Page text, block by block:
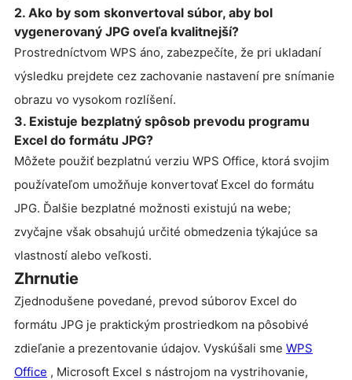
2. Ako by som skonvertoval súbor, aby bol
vygenerovaný JPG oveľa kvalitnejší?
Prostredníctvom WPS áno, zabezpečíte, že pri ukladaní
výsledku prejdete cez zachovanie nastavení pre snímanie
obrazu vo vysokom rozlíšení.
3. Existuje bezplatný spôsob prevodu programu
Excel do formátu JPG?
Môžete použiť bezplatnú verziu WPS Office, ktorá svojim
používateľom umožňuje konvertovať Excel do formátu
JPG. Ďalšie bezplatné možnosti existujú na webe;
zvyčajne však obsahujú určité obmedzenia týkajúce sa
vlastností alebo veľkosti.
Zhrnutie
Zjednodušene povedané, prevod súborov Excel do
formátu JPG je praktickým prostriedkom na pôsobivé
zdieľanie a prezentovanie údajov. Vyskúšali sme WPS
Office , Microsoft Excel s nástrojom na vystrihovanie,